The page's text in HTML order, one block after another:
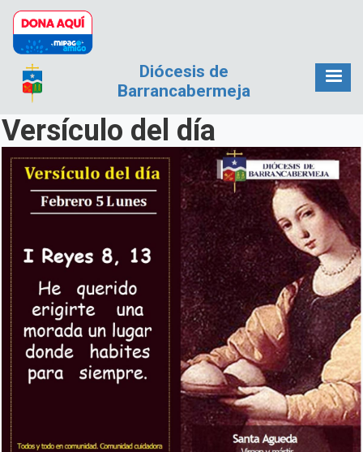
Pasar al contenido principal
Diócesis de
Barrancabermeja
Versículo del día